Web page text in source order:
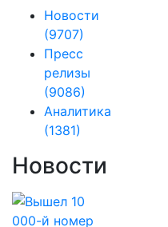
Новости
(9707)
Пресс
релизы
(9086)
Аналитика
(1381)
Новости